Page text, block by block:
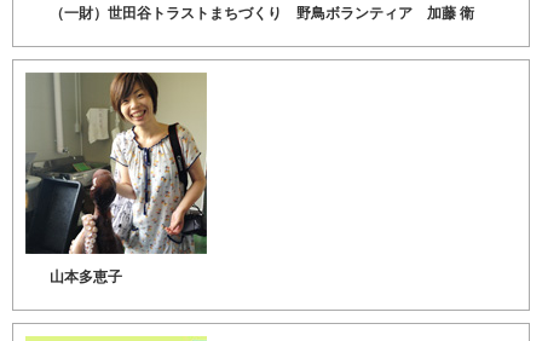
（一財）世田谷トラストまちづくり 野鳥ボランティア 加藤 衛
山本多恵子